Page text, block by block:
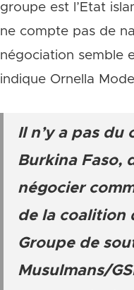
groupe est l’Etat
ne compte pas de
négociation semble
indique Ornella
Il n’y a pas du
Burkina Faso,
négocier
de la coalition
Groupe de
Musulmans/